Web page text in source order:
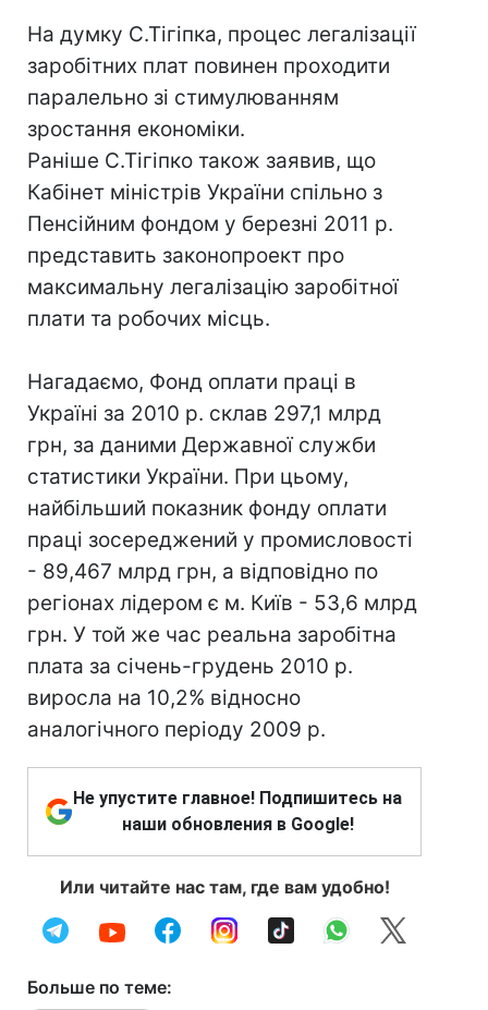
На думку С.Тігіпка, процес легалізації
заробітних плат повинен проходити
паралельно зі стимулюванням
зростання економіки.
Раніше С.Тігіпко також заявив, що
Кабінет міністрів України спільно з
Пенсійним фондом у березні 2011 р.
представить законопроект про
максимальну легалізацію заробітної
плати та робочих місць.
Нагадаємо, Фонд оплати праці в
Україні за 2010 р. склав 297,1 млрд
грн, за даними Державної служби
статистики України. При цьому,
найбільший показник фонду оплати
праці зосереджений у промисловості
- 89,467 млрд ​​грн, а відповідно по
регіонах лідером є м. Київ - 53,6 млрд
грн. У той же час реальна заробітна
плата за січень-грудень 2010 р.
виросла на 10,2% відносно
аналогічного періоду 2009 р.
Не упустите главное! Подпишитесь на
наши обновления в Google!
Или читайте нас там, где вам удобно!
Больше по теме: